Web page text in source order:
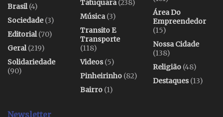
Brasil(4)
Sociedade(3)
Editorial(70)
Geral(219)
Solidariedade
(90)
Tatuquara(238)
Música(3)
Transito E
Transporte
(118)
Videos(5)
Pinheirinho (82)
Bairro (1)
Área Do
Empreendedor
(15)
Nossa Cidade
(138)
Religião (48)
Destaques(13)
Newsletter